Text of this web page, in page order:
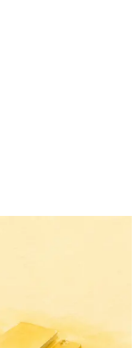
в
залог)
Чек-лист фото
года.